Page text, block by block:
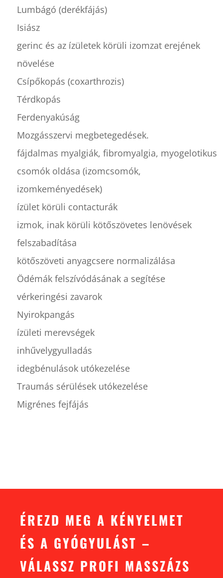
Lumbágó (derékfájás)
Isiász
gerinc és az ízületek körüli izomzat erejének
növelése
Csípőkopás (coxarthrozis)
Térdkopás
Ferdenyakúság
Mozgásszervi megbetegedések.
fájdalmas myalgiák, fibromyalgia, myogelotikus
csomók oldása (izomcsomók,
izomkeményedések)
ízület körüli contacturák
izmok, inak körüli kötőszövetes lenövések
felszabadítása
kötőszöveti anyagcsere normalizálása
Ödémák felszívódásának a segítése
vérkeringési zavarok
Nyirokpangás
ízületi merevségek
inhűvelygyulladás
idegbénulások utókezelése
Traumás sérülések utókezelése
Migrénes fejfájás
ÉREZD MEG A KÉNYELMET
ÉS A GYÓGYULÁST –
VÁLASSZ PROFI MASSZÁZS